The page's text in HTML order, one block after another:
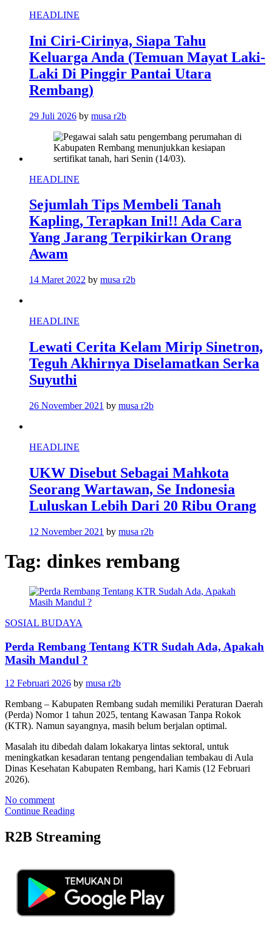
HEADLINE
Ini Ciri-Cirinya, Siapa Tahu
Keluarga Anda (Temuan Mayat Laki-
Laki Di Pinggir Pantai Utara
Rembang)
29 Juli 2026 by musa r2b
HEADLINE
Sejumlah Tips Membeli Tanah
Kapling, Terapkan Ini!! Ada Cara
Yang Jarang Terpikirkan Orang
Awam
14 Maret 2022 by musa r2b
HEADLINE
Lewati Cerita Kelam Mirip Sinetron,
Teguh Akhirnya Diselamatkan Serka
Suyuthi
26 November 2021 by musa r2b
HEADLINE
UKW Disebut Sebagai Mahkota
Seorang Wartawan, Se Indonesia
Luluskan Lebih Dari 20 Ribu Orang
12 November 2021 by musa r2b
Tag: dinkes rembang
SOSIAL BUDAYA
Perda Rembang Tentang KTR Sudah Ada, Apakah
Masih Mandul ?
12 Februari 2026 by musa r2b
Rembang – Kabupaten Rembang sudah memiliki Peraturan Daerah
(Perda) Nomor 1 tahun 2025, tentang Kawasan Tanpa Rokok
(KTR). Namun sayangnya, masih belum berjalan optimal.
Masalah itu dibedah dalam lokakarya lintas sektoral, untuk
meningkatkan kesadaran tentang pengendalian tembakau di Aula
Dinas Kesehatan Kabupaten Rembang, hari Kamis (12 Februari
2026).
No comment
Continue Reading
R2B Streaming